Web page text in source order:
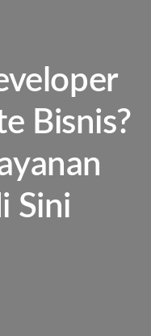
Bisnis?
Sini